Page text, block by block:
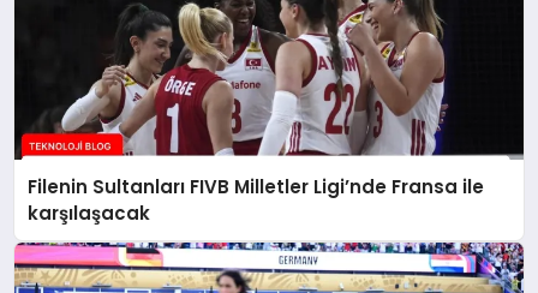
Filenin Sultanları FIVB Milletler Ligi’nde Fransa ile
karşılaşacak